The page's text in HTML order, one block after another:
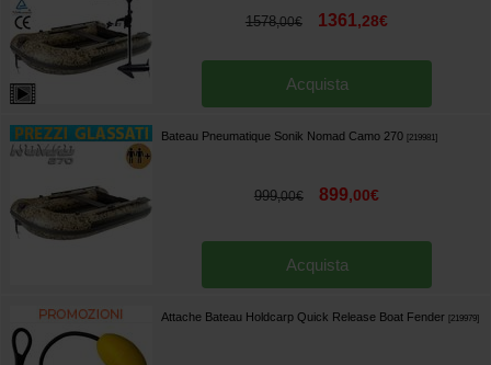
1578,00€ 1361,28€
Acquista
Bateau Pneumatique Sonik Nomad Camo 270 219981]
999,00€ 899,00€
Acquista
Attache Bateau Holdcarp Quick Release Boat Fender 219979]